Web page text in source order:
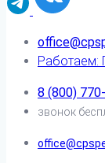
Работаем:
8 (800)
звонок